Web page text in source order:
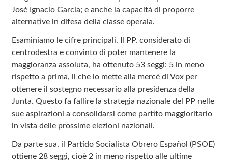
José Ignacio García; e anche la capacità di proporre
alternative in difesa della classe operaia.
Esaminiamo le cifre principali. Il PP, considerato di
centrodestra e convinto di poter mantenere la
maggioranza assoluta, ha ottenuto 53 seggi: 5 in meno
rispetto a prima, il che lo mette alla mercé di Vox per
ottenere il sostegno necessario alla presidenza della
Junta. Questo fa fallire la strategia nazionale del PP nelle
sue aspirazioni a consolidarsi come partito maggioritario
in vista delle prossime elezioni nazionali.
Da parte sua, il Partido Socialista Obrero Español (PSOE)
ottiene 28 seggi, cioè 2 in meno rispetto alle ultime